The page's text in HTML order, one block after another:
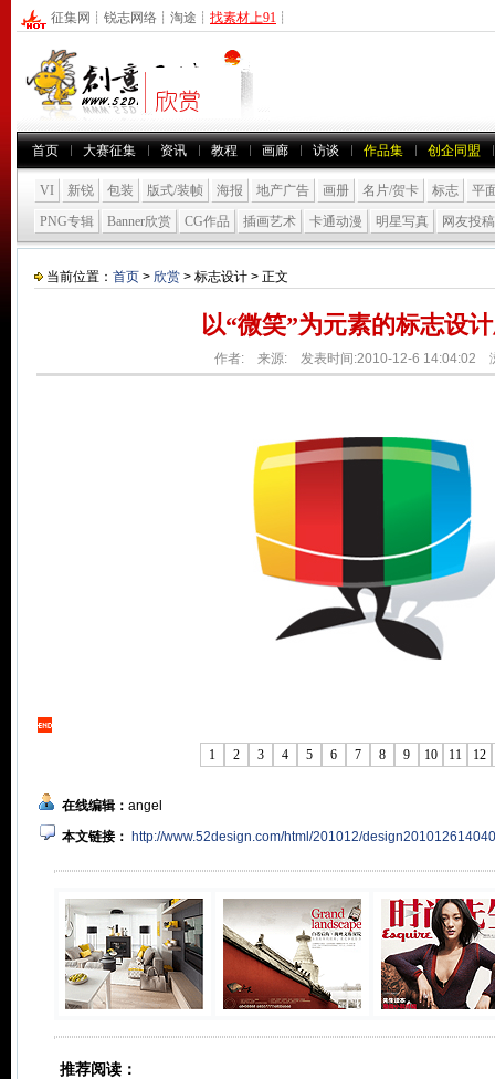
征集网 ┊ 锐志网络 ┊ 淘途 ┊ 找素材上91 ┊
首页 大赛征集 资讯 教程 画廊 访谈 作品集 创企同盟
VI 新锐 包装 版式/装帧 海报 地产广告 画册 名片/贺卡 标志
平
PNG专辑
Banner欣赏 CG作品 插画艺术 卡通动漫 明星写真 网友投稿
当前位置： 首页 > 欣赏 > 标志设计 > 正文
以“微笑”为元素的标志设
作者: 来源: 发表时间:2010-12-6 14:04:02
1 2 3 4 5 6 7 8 9 10 11 12
在线编辑： angel
本文链接：
http://www.52design.com/html/201012/
推荐阅读：